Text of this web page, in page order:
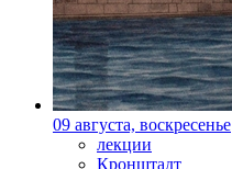
09 августа, воскресенье
лекции
Кронштадт